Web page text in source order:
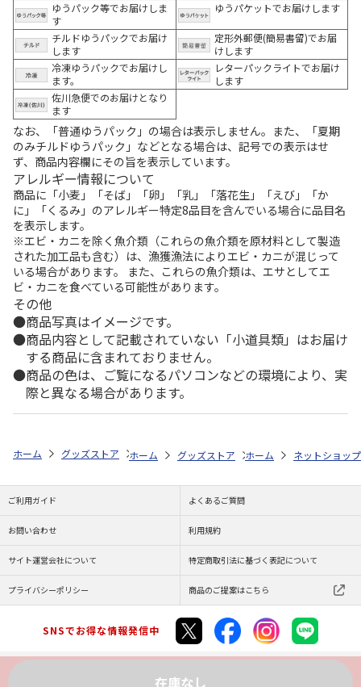
ゆうパック等でお届けしま
す
ゆうパケットでお届けします
チルドゆうパックでお届け
します
定形外郵便(簡易書留)でお届
けします
冷凍ゆうパックでお届けし
ます。
レターパックライトでお届け
します
佐川急便でのお届けとなり
ます
なお、「普通ゆうパック」の場合は表示しません。また、「夏期
のみチルドゆうパック」などとなる場合は、記号での表示はせ
ず、商品内容欄にその旨を表示しています。
アレルギー情報について
商品に「小麦」「そば」「卵」「乳」「落花生」「えび」「か
に」「くるみ」のアレルギー特定8品目を含んでいる場合に品目名
を表示します。
※エビ・カニを除く魚介類（これらの魚介類を原材料として製造
された加工品も含む）は、漁獲漁法によりエビ・カニが混じって
いる場合があります。 また、これらの魚介類は、エサとしてエ
ビ・カニを食べている可能性があります。
その他
商品写真はイメージです。
商品内容として記載されていない「小道具類」はお届け
する商品に含まれておりません。
商品の色は、ご覧になるパソコンなどの環境により、実
際と異なる場合があります。
在庫なし
ホーム グッズストア ご当地フレーム切手 市・まち・行政 CAT
ホーム グッズストア ご当地フレーム切手
ホーム ネットショップ
ご利用ガイド よくあるご質問
お問い合わせ 利用規約
サイト運営会社について 特定商取引法に基づく表記について
プライバシーポリシー 商品のご提案はこちら
SNSでお得な情報発信中